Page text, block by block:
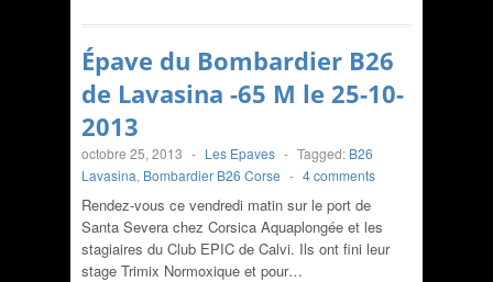
Épave du Bombardier B26
de Lavasina -65 M le 25-10-
2013
octobre 25, 2013 - Les Epaves - Tagged: B26
Lavasina, Bombardier B26 Corse - 4 comments
Rendez-vous ce vendredi matin sur le port de
Santa Severa chez Corsica Aquaplongée et les
stagiaires du Club EPIC de Calvi. Ils ont fini leur
stage Trimix Normoxique et pour…